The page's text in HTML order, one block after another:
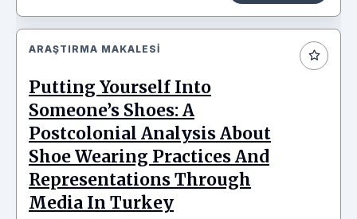
ARAŞTIRMA MAKALESI
Putting Yourself Into
Someone’s Shoes: A
Postcolonial Analysis About
Shoe Wearing Practices And
Representations Through
Media In Turkey